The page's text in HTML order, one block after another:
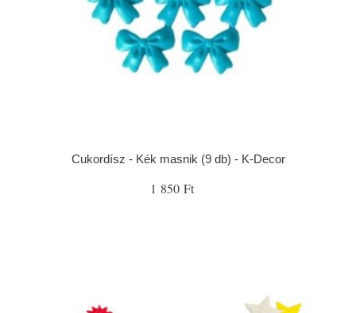
Cukordísz - Kék masnik (9 db) - K-Decor
1 850 Ft